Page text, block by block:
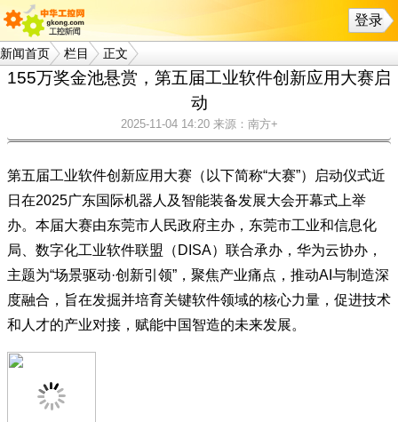
登录
新闻首页 栏目 正文
155万奖金池悬赏，第五届工业软件创新应用大赛启
动
2025-11-04 14:20 来源：南方+
第五届工业软件创新应用大赛（以下简称“大赛”）启动仪式近
日在2025广东国际机器人及智能装备发展大会开幕式上举
办。本届大赛由东莞市人民政府主办，东莞市工业和信息化
局、数字化工业软件联盟（DISA）联合承办，华为云协办，
主题为“场景驱动·创新引领”，聚焦产业痛点，推动AI与制造深
度融合，旨在发掘并培育关键软件领域的核心力量，促进技术
和人才的产业对接，赋能中国智造的未来发展。